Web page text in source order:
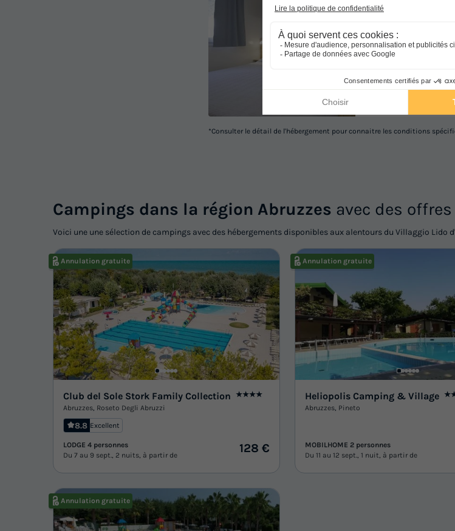
Surface
Terrasse semi-couverte
*Consulter le détail de l'hébergement pour connaitre les conditions
Campings dans la région Abruzzes avec des
Voici une une sélection de campings avec des hébergements disponibles aux alentours du Villaggio Lido
Annulation gratuite
Club del Sole Stork Family Collection
★★★★
Abruzzes, Roseto Degli Abruzzi
8.8 Excellent
LODGE 4 personnes
Du 7 au 9 sept., 2 nuits, à partir de
128 €
Annulation gratuite
Heliopolis Camping & Village
Abruzzes, Pineto
MOBILHOME 2 personnes
Du 11 au 12 sept., 1 nuit, à partir de
Annulation gratuite